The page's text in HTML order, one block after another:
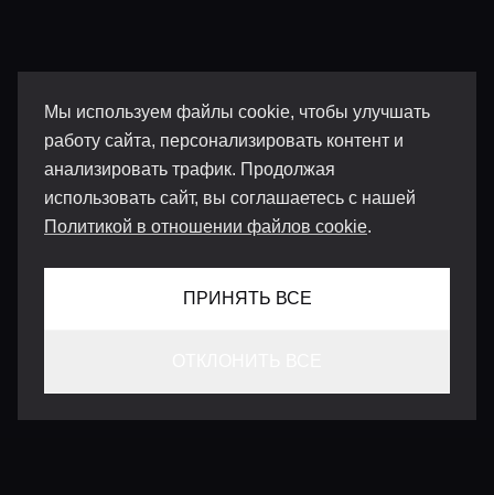
Мы используем файлы cookie, чтобы улучшать
работу сайта, персонализировать контент и
анализировать трафик. Продолжая
использовать сайт, вы соглашаетесь с нашей
Политикой в отношении файлов cookie.
ПРИНЯТЬ ВСЕ